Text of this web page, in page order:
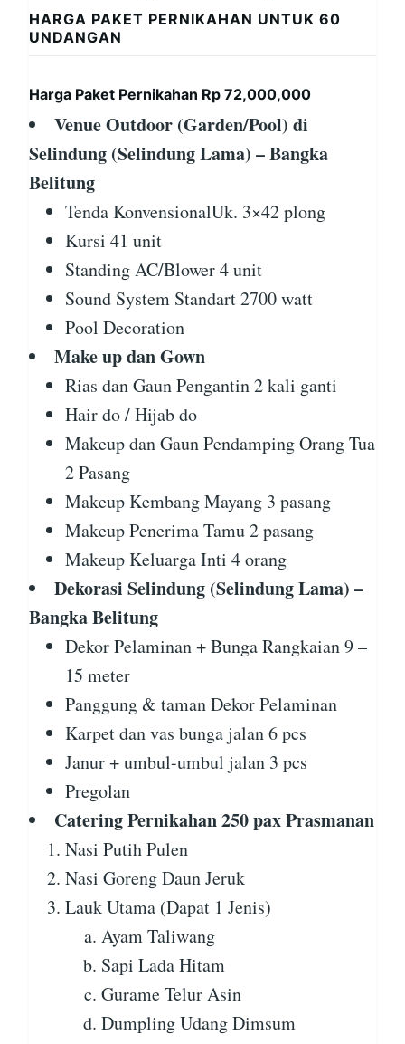
HARGA PAKET PERNIKAHAN UNTUK 60
UNDANGAN
Harga Paket Pernikahan Rp 72,000,000
Venue Outdoor (Garden/Pool) di
Selindung (Selindung Lama) – Bangka
Belitung
Tenda KonvensionalUk. 3×42 plong
Kursi 41 unit
Standing AC/Blower 4 unit
Sound System Standart 2700 watt
Pool Decoration
Make up dan Gown
Rias dan Gaun Pengantin 2 kali ganti
Hair do / Hijab do
Makeup dan Gaun Pendamping Orang Tua
2 Pasang
Makeup Kembang Mayang 3 pasang
Makeup Penerima Tamu 2 pasang
Makeup Keluarga Inti 4 orang
Dekorasi Selindung (Selindung Lama) –
Bangka Belitung
Dekor Pelaminan + Bunga Rangkaian 9 –
15 meter
Panggung & taman Dekor Pelaminan
Karpet dan vas bunga jalan 6 pcs
Janur + umbul-umbul jalan 3 pcs
Pregolan
Catering Pernikahan 250 pax Prasmanan
Nasi Putih Pulen
Nasi Goreng Daun Jeruk
Lauk Utama (Dapat 1 Jenis)
Ayam Taliwang
Sapi Lada Hitam
Gurame Telur Asin
Dumpling Udang Dimsum